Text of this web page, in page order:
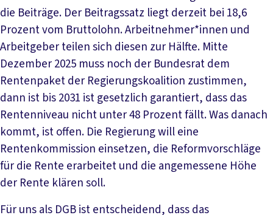
die Beiträge. Der Beitragssatz liegt derzeit bei 18,6
Prozent vom Bruttolohn. Arbeitnehmer*innen und
Arbeitgeber teilen sich diesen zur Hälfte. Mitte
Dezember 2025 muss noch der Bundesrat dem
Rentenpaket der Regierungskoalition zustimmen,
dann ist bis 2031 ist gesetzlich garantiert, dass das
Rentenniveau nicht unter 48 Prozent fällt. Was danach
kommt, ist offen. Die Regierung will eine
Rentenkommission einsetzen, die Reformvorschläge
für die Rente erarbeitet und die angemessene Höhe
der Rente klären soll.
Für uns als DGB ist entscheidend, dass das